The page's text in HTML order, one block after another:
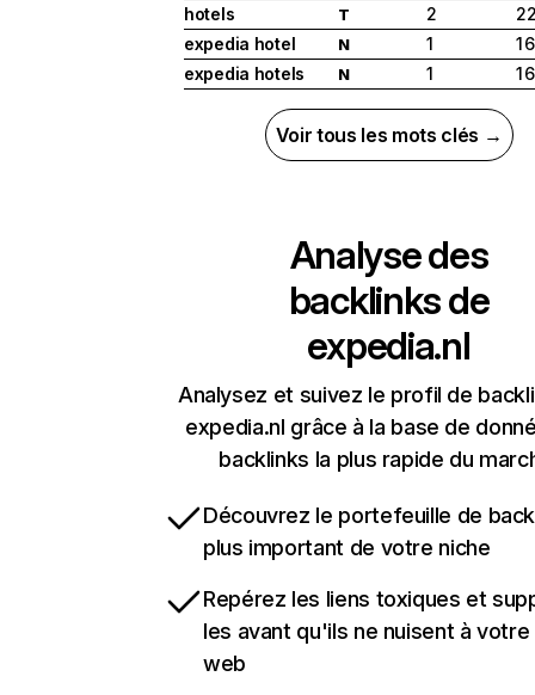
hotels
T 2
expedia hotel
N 1
1
expedia hotels
N 1 1
Voir tous les mots clés →
Analyse des
backlinks de
expedia.nl
Analysez et suivez le profil de
expedia.nl grâce à la base de
backlinks la plus rapide du
Découvrez le portefeuille de
plus important de votre niche
Repérez les liens toxiques et
les avant qu'ils ne nuisent à
web